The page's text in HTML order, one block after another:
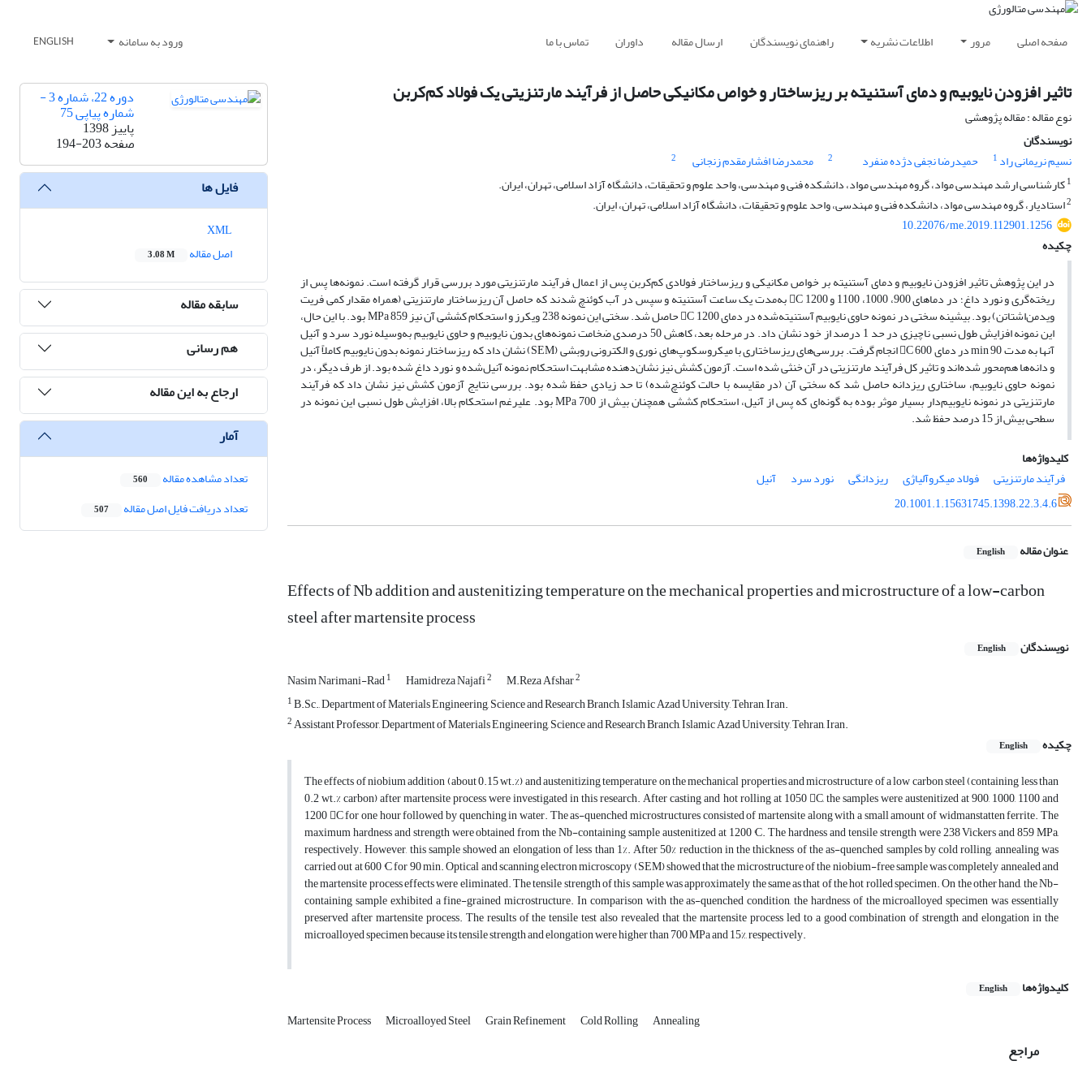
صفحه اصلی مرور اطلاعات نشریه راهنمای نویسندگان ارسال مقاله داوران تماس با ما ورود به سامانه ENGLISH
تاثیر افزودن نایوبیم و دمای آستنیته بر ریزساختار و خواص مکانیکی حاصل از فرآیند مارتنزیتی یک فولاد کم‌کربن
نوع مقاله : مقاله پژوهشی
نویسندگان
نسیم نریمانی راد 1 حمیدرضا نجفی دژده منفرد 2 محمدرضا افشارمقدم زنجانی
2
1کارشناسی ارشد مهندسی مواد، گروه مهندسی مواد، دانشکده فنی و مهندسی، واحد علوم و تحقیقات، دانشگاه آزاد اسلامی، تهران، ایران.
2استادیار، گروه مهندسی مواد، دانشکده فنی و مهندسی، واحد علوم و تحقیقات، دانشگاه آزاد اسلامی، تهران، ایران.
10.22076/me.2019.112901.1256
چکیده
در این پژوهش تاثیر افزودن نایوبیم و دمای آستنیته بر خواص مکانیکی و ریزساختار فولادی کم‌کربن پس از اعمال فرآیند مارتنزیتی مورد بررسی قرار گرفته است. نمونه‌ها پس از
ریخته‌گری و نورد داغ؛ در دماهای 900، 1000، 1100 و C 1200 به‌مدت یک ساعت آستنیته و سپس در آب کوئنچ شدند که حاصل آن ریزساختار مارتنزیتی (همراه مقدار کمی فریت
ویدمن‌اشتاتن) بود. بیشینه سختی در نمونه حاوی نایوبیم آستنیته‌شده در دمای C 1200 حاصل شد. سختی این نمونه 238 ویکرز و استحکام کششی آن نیز MPa 859 بود. با این حال،
این نمونه افزایش طول نسبی ناچیزی در حد 1 درصد از خود نشان داد. در مرحله بعد، کاهش 50 درصدی ضخامت نمونه‌های بدون نایوبیم و حاوی نایوبیم به‌وسیله نورد سرد و آنیل
آنها به مدت min 90 در دمای C 600 انجام گرفت. بررسی‌های ریزساختاری با میکروسکوپ‌های نوری و الکترونی روبشی (SEM) نشان داد که ریزساختار نمونه بدون نایوبیم کاملاً آنیل
و دانه‌ها هم‌محور شده‌اند و تاثیر کل فرآیند مارتنزیتی در آن خنثی شده است. آزمون کشش نیز نشان‌دهنده مشابهت استحکام نمونه آنیل‌شده و نورد داغ شده بود. از طرف دیگر، در
نمونه‌ حاوی نایوبیم، ساختاری ریزدانه حاصل شد که سختی آن (در مقایسه با حالت کوئنچ‌شده) تا حد زیادی حفظ شده بود. بررسی نتایج آزمون کشش نیز نشان داد که فرآیند
مارتنزیتی در نمونه‌ نایوبیم‌دار بسیار موثر بوده به گونه‌ای که پس از آنیل، استحکام کششی همچنان بیش از MPa 700 بود. علیرغم استحکام بالا، افزایش طول نسبی این نمونه در
سطحی بیش از 15 درصد حفظ شد.
کلیدواژه‌ها
فرآیند مارتنزیتی
فولاد میکروآلیاژی ریزدانگی نورد سرد
آنیل
20.1001.1.15631745.1398.22.3.4.6
عنوان مقاله English
Effects of Nb addition and austenitizing temperature on the mechanical properties and microstructure of a low-carbon
steel after martensite process
نویسندگان English
Nasim Narimani-Rad1 Hamidreza Najafi2 M.Reza Afshar2
1B.Sc., Department of Materials Engineering, Science and Research Branch, Islamic Azad University, Tehran, Iran.
2Assistant Professor, Department of Materials Engineering, Science and Research Branch, Islamic Azad University, Tehran, Iran.
چکیده
English
The effects of niobium addition (about 0.15 wt.%) and austenitizing temperature on the mechanical properties and microstructure of a low carbon steel (containing less than
0.2 wt.% carbon) after martensite process were investigated in this research. After casting and hot rolling at 1050 C, the samples were austenitized at 900, 1000, 1100 and
1200 C for one hour followed by quenching in water. The as-quenched microstructures consisted of martensite along with a small amount of widmanstatten ferrite. The
maximum hardness and strength were obtained from the Nb-containing sample austenitized at 1200 °C. The hardness and tensile strength were 238 Vickers and 859 MPa,
respectively. However, this sample showed an elongation of less than 1%. After 50% reduction in the thickness of the as-quenched samples by cold rolling, annealing was
carried out at 600 °C for 90 min. Optical and scanning electron microscopy (SEM) showed that the microstructure of the niobium-free sample was completely annealed and
the martensite process effects were eliminated. The tensile strength of this sample was approximately the same as that of the hot rolled specimen. On the other hand, the Nb-
containing sample exhibited a fine-grained microstructure. In comparison with the as-quenched condition, the hardness of the microalloyed specimen was essentially
preserved after martensite process. The results of the tensile test also revealed that the martensite process led to a good combination of strength and elongation in the
microalloyed specimen because its tensile strength and elongation were higher than 700 MPa and 15%, respectively.
کلیدواژه‌ها English
Martensite Process Microalloyed Steel Grain Refinement Cold Rolling Annealing
مراجع
دوره 22، شماره 3 -
شماره پیاپی 75
پاییز 1398
صفحه194-203
فایل ها
اصل مقاله
3.08 M
سابقه مقاله
هم رسانی
ارجاع به این مقاله
آمار
تعداد مشاهده مقاله 560
تعداد دریافت فایل اصل مقاله 507